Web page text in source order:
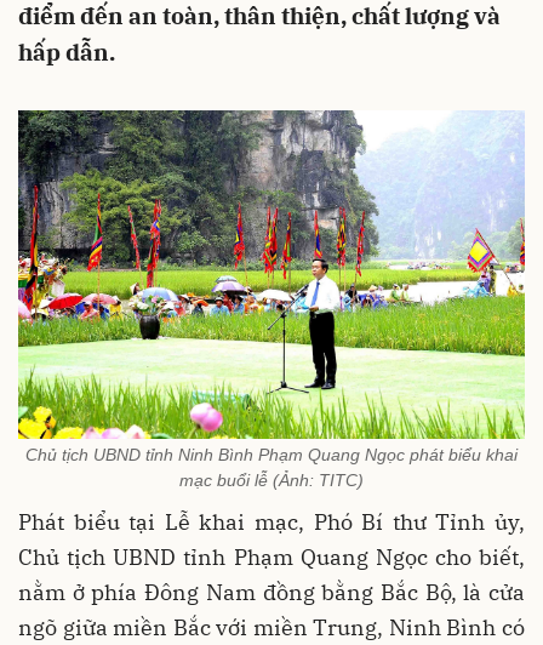
điểm đến an toàn, thân thiện, chất lượng và
hấp dẫn.
Chủ tịch UBND tỉnh Ninh Bình Phạm Quang Ngọc phát biểu khai
mạc buổi lễ (Ảnh: TITC)
Phát biểu tại Lễ khai mạc, Phó Bí thư Tỉnh ủy,
Chủ tịch UBND tỉnh Phạm Quang Ngọc cho biết,
nằm ở phía Đông Nam đồng bằng Bắc Bộ, là cửa
ngõ giữa miền Bắc với miền Trung, Ninh Bình có